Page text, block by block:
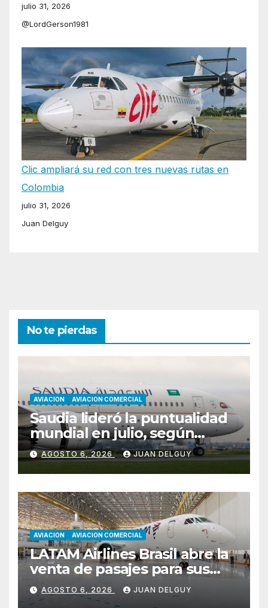
julio 31, 2026
@LordGerson1981
Clic ampliará su red con tres nuevas rutas en
Colombia
julio 31, 2026
Juan Delguy
No te pierdas
AVIACION AVIACION COMERCIAL
Saudia lideró la puntualidad
mundial en julio, según
Cirium
AGOSTO 6, 2026 JUAN DELGUY
AVIACION AVIACION COMERCIAL
LATAM Airlines Brasil abre la
venta de pasajes para sus
nuevos Embraer E195-E2 y
anuncia la expansión de su
AGOSTO 6, 2026 JUAN DELGUY